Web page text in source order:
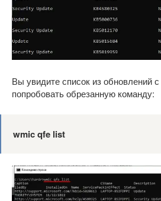
Вы увидите список из обновлений
попробовать обрезанную команду:
wmicqfe list